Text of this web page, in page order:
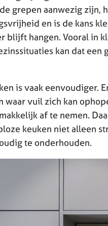
grepen aanwezig zijn,
en is de kans
blijft hangen. Vooral in
kan dat een
is vaak eenvoudiger.
waar vuil zich kan
af te nemen.
keuken niet alleen
te onderhouden.